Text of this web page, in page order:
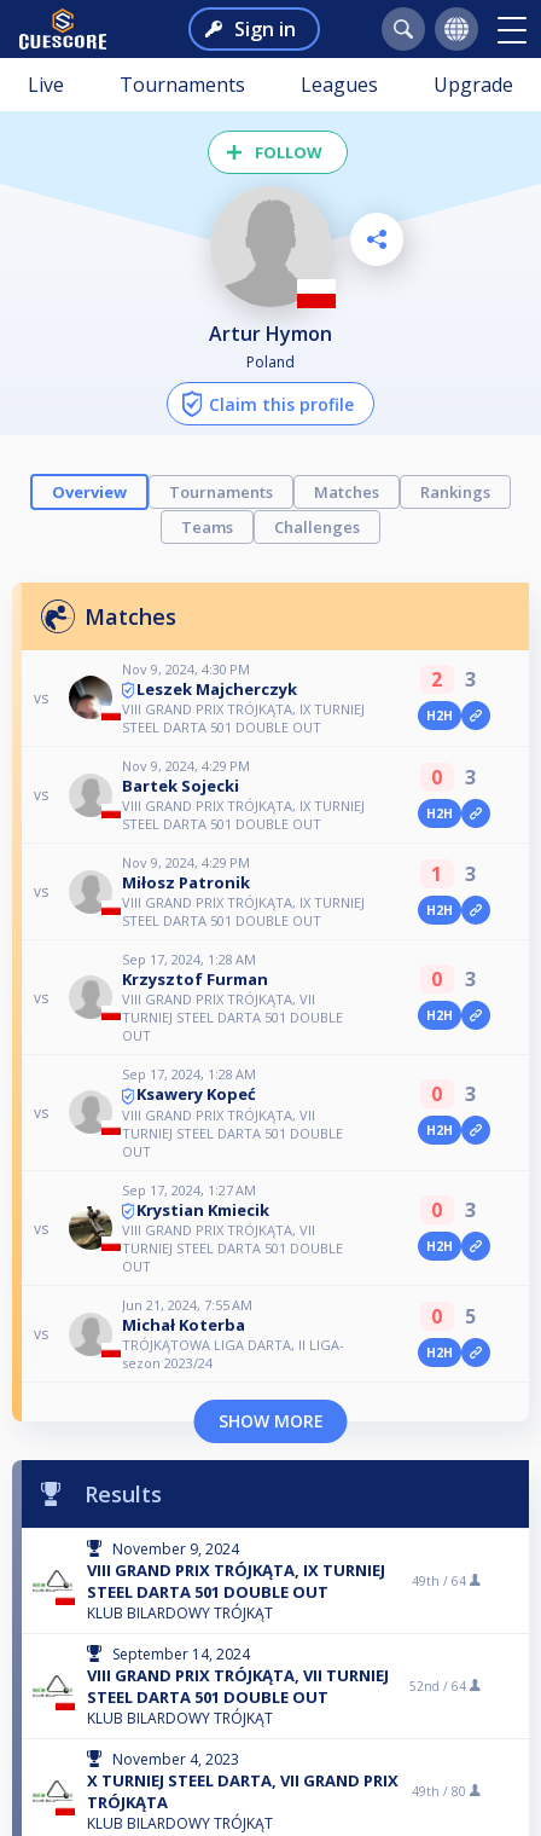
Sign in
Live Tournaments Leagues Upgrade
FOLLOW
Artur Hymon
Poland
Claim this profile
Overview Tournaments Matches
Rankings
Teams
Challenges
Matches
vs
Nov 9, 2024, 4:30 PM
Leszek Majcherczyk
VIII GRAND PRIX TRÓJKĄTA, IX TURNIEJ
STEEL DARTA 501 DOUBLE OUT
2 3
H2H
vs
Nov 9, 2024, 4:29 PM
Bartek Sojecki
VIII GRAND PRIX TRÓJKĄTA, IX TURNIEJ
STEEL DARTA 501 DOUBLE OUT
0 3
H2H
vs
Nov 9, 2024, 4:29 PM
Miłosz Patronik
VIII GRAND PRIX TRÓJKĄTA, IX TURNIEJ
STEEL DARTA 501 DOUBLE OUT
1 3
H2H
vs
Sep 17, 2024, 1:28 AM
Krzysztof Furman
VIII GRAND PRIX TRÓJKĄTA, VII
TURNIEJ STEEL DARTA 501 DOUBLE
OUT
0 3
H2H
vs
Sep 17, 2024, 1:28 AM
Ksawery Kopeć
VIII GRAND PRIX TRÓJKĄTA, VII
TURNIEJ STEEL DARTA 501 DOUBLE
OUT
0 3
H2H
vs
Sep 17, 2024, 1:27 AM
Krystian Kmiecik
VIII GRAND PRIX TRÓJKĄTA, VII
TURNIEJ STEEL DARTA 501 DOUBLE
OUT
0 3
H2H
vs
Jun 21, 2024, 7:55 AM
Michał Koterba
TRÓJKĄTOWA LIGA DARTA, II LIGA-
sezon 2023/24
0 5
H2H
SHOW MORE
Results
November 9, 2024
VIII GRAND PRIX TRÓJKĄTA, IX TURNIEJ
STEEL DARTA 501 DOUBLE OUT
KLUB BILARDOWY TRÓJKĄT
49th / 64
September 14, 2024
VIII GRAND PRIX TRÓJKĄTA, VII TURNIEJ
STEEL DARTA 501 DOUBLE OUT
KLUB BILARDOWY TRÓJKĄT
52nd / 64
November 4, 2023
X TURNIEJ STEEL DARTA, VII GRAND PRIX
TRÓJKĄTA
KLUB BILARDOWY TRÓJKĄT
49th / 80